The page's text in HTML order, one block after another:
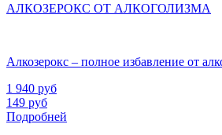
АЛКОЗЕРОКС ОТ АЛКОГОЛИЗМА
Алкозерокс – полное избавление от
1 940 руб
149 руб
Подробней